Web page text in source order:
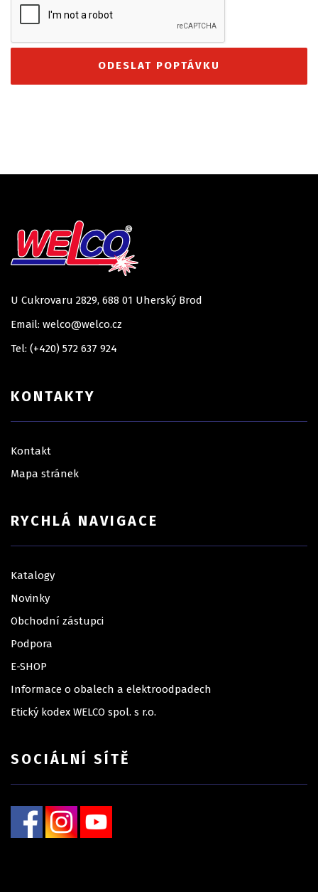
U Cukrovaru 2829, 688 01 Uherský Brod
Email: welco@welco.cz
Tel: (+420) 572 637 924
KONTAKTY
Kontakt
Mapa stránek
RYCHLÁ NAVIGACE
Katalogy
Novinky
Obchodní zástupci
Podpora
E-SHOP
Informace o obalech a elektroodpadech
Etický kodex WELCO spol. s r.o.
SOCIÁLNÍ SÍTĚ